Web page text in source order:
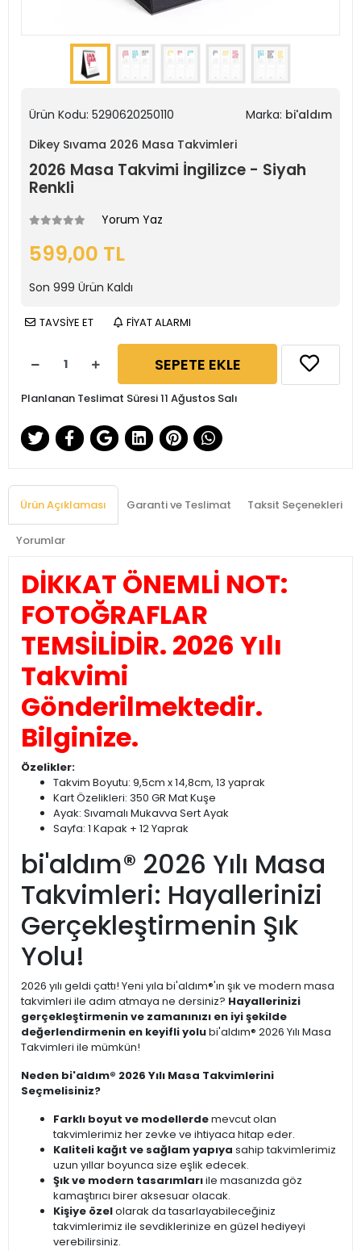
Ürün Kodu: 5290620250110 Marka: bi'aldım
Dikey Sıvama 2026 Masa Takvimleri
2026 Masa Takvimi İngilizce - Siyah
Renkli
Yorum Yaz
599,00 TL
Son 999 Ürün Kaldı
TAVSİYE ET FİYAT ALARMI
SEPETE EKLE
Planlanan Teslimat Süresi 11 Ağustos Salı
Ürün Açıklaması Garanti ve Teslimat Taksit Seçenekleri
Yorumlar
DİKKAT ÖNEMLİ NOT:
FOTOĞRAFLAR
TEMSİLİDİR. 2026 Yılı
Takvimi
Gönderilmektedir.
Bilginize.
Özelikler:
Takvim Boyutu: 9,5cm x 14,8cm, 13 yaprak
Kart Özelikleri: 350 GR Mat Kuşe
Ayak: Sıvamalı Mukavva Sert Ayak
Sayfa: 1 Kapak + 12 Yaprak
bi'aldım® 2026 Yılı Masa
Takvimleri: Hayallerinizi
Gerçekleştirmenin Şık
Yolu!
2026 yılı geldi çattı! Yeni yıla bi'aldım®'ın şık ve modern masa
takvimleri ile adım atmaya ne dersiniz? Hayallerinizi
gerçekleştirmenin ve zamanınızı en iyi şekilde
değerlendirmenin en keyifli yolubi'aldım® 2026 Yılı Masa
Takvimleri ile mümkün!
Neden bi'aldım® 2026 Yılı Masa Takvimlerini
Seçmelisiniz?
Farklı boyut ve modellerdemevcut olan
takvimlerimiz her zevke ve ihtiyaca hitap eder.
Kaliteli kağıt ve sağlam yapıya sahip takvimlerimiz
uzun yıllar boyunca size eşlik edecek.
Şık ve modern tasarımlarıile masanızda göz
kamaştırıcı birer aksesuar olacak.
Kişiye özelolarak da tasarlayabileceğiniz
takvimlerimiz ile sevdiklerinize en güzel hediyeyi
verebilirsiniz.